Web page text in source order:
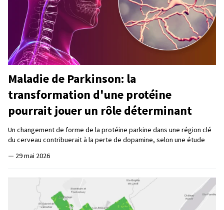
Maladie de Parkinson: la
transformation d'une protéine
pourrait jouer un rôle déterminant
Un changement de forme de la protéine parkine dans une région clé
du cerveau contribuerait à la perte de dopamine, selon une étude
— 29 mai 2026